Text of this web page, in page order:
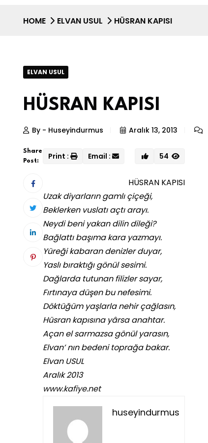
HOME ELVAN USUL HÜSRAN KAPISI
ELVAN USUL
HÜSRAN KAPISI
By - Huseyindurmus Aralık 13, 2013
Share
Post:
Print : Email : 54
HÜSRAN KAPISI
Uzak diyarların gamlı çiçeği,
Beklerken vuslatı açtı arayı.
Neydi beni yakan dilin dileği?
Bağlattı başıma kara yazmayı.
Yüreği kabaran denizler duyar,
Yaslı bıraktığı gönül sesimi.
Dağlarda tutunan filizler sayar,
Fırtınaya düşen bu nefesimi.
Döktüğüm yaşlarla nehir çağlasın,
Hüsran kapısına yârsa anahtar.
Açan el sarmazsa gönül yarasın,
Elvan’ nın bedeni toprağa bakar.
Elvan USUL
Aralık 2013
www.kafiye.net
huseyindurmus